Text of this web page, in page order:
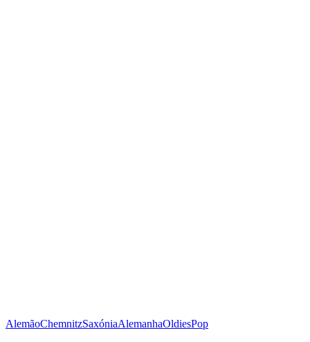
AlemãoChemnitzSaxóniaAlemanhaOldiesPop